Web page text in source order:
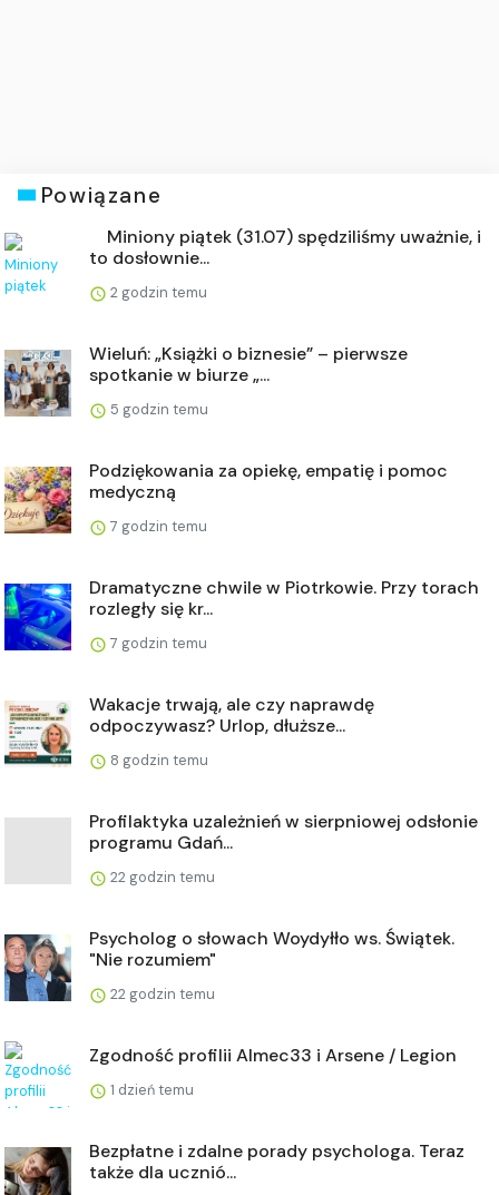
Powiązane
⠀ Miniony piątek (31.07) spędziliśmy uważnie, i
to dosłownie...
2 godzin temu
Wieluń: „Książki o biznesie” – pierwsze
spotkanie w biurze „...
5 godzin temu
Podziękowania za opiekę, empatię i pomoc
medyczną
7 godzin temu
Dramatyczne chwile w Piotrkowie. Przy torach
rozległy się kr...
7 godzin temu
Wakacje trwają, ale czy naprawdę
odpoczywasz? Urlop, dłuższe...
8 godzin temu
Profilaktyka uzależnień w sierpniowej odsłonie
programu Gdań...
22 godzin temu
Psycholog o słowach Woydyłło ws. Świątek.
"Nie rozumiem"
22 godzin temu
Zgodność profilii Almec33 i Arsene / Legion
1 dzień temu
Bezpłatne i zdalne porady psychologa. Teraz
także dla ucznió...